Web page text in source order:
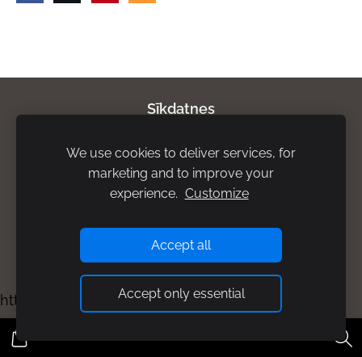
Sīkdatnes
Par mums Privātuma politika
Atgriešanas
noteikumi
Piegādes noteikumi Rekvizīti
https://bisuprodukti.mozello.lv/kontakti/
We use cookies to deliver services, for
marketing and to improve your
experience. Customize
Accept all
Accept only essential